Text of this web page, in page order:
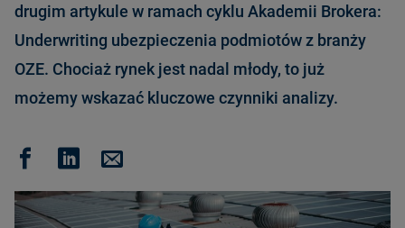
drugim artykule w ramach cyklu Akademii Brokera:
Underwriting ubezpieczenia podmiotów z branży
OZE. Chociaż rynek jest nadal młody, to już
możemy wskazać kluczowe czynniki analizy.